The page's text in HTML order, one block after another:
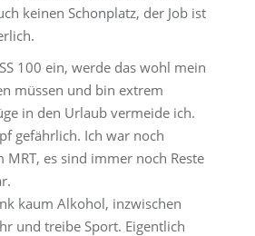
keinen Schonplatz, der Job ist
100 ein, werde das wohl mein
müssen und bin extrem
in den Urlaub vermeide ich.
gefährlich. Ich war noch
es sind immer noch Reste
kaum Alkohol, inzwischen
und treibe Sport. Eigentlich